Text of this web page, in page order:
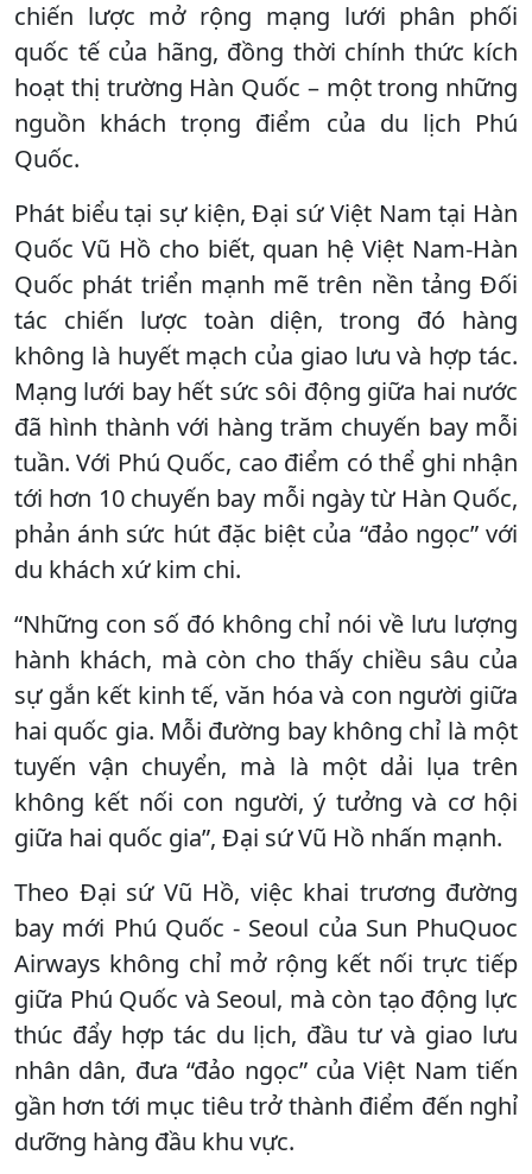
chiến lược mở rộng mạng lưới phân phối
quốc tế của hãng, đồng thời chính thức kích
hoạt thị trường Hàn Quốc – một trong những
nguồn khách trọng điểm của du lịch Phú
Quốc.
Phát biểu tại sự kiện, Đại sứ Việt Nam tại Hàn
Quốc Vũ Hồ cho biết, quan hệ Việt Nam-Hàn
Quốc phát triển mạnh mẽ trên nền tảng Đối
tác chiến lược toàn diện, trong đó hàng
không là huyết mạch của giao lưu và hợp tác.
Mạng lưới bay hết sức sôi động giữa hai nước
đã hình thành với hàng trăm chuyến bay mỗi
tuần. Với Phú Quốc, cao điểm có thể ghi nhận
tới hơn 10 chuyến bay mỗi ngày từ Hàn Quốc,
phản ánh sức hút đặc biệt của “đảo ngọc” với
du khách xứ kim chi.
“Những con số đó không chỉ nói về lưu lượng
hành khách, mà còn cho thấy chiều sâu của
sự gắn kết kinh tế, văn hóa và con người giữa
hai quốc gia. Mỗi đường bay không chỉ là một
tuyến vận chuyển, mà là một dải lụa trên
không kết nối con người, ý tưởng và cơ hội
giữa hai quốc gia”, Đại sứ Vũ Hồ nhấn mạnh.
Theo Đại sứ Vũ Hồ, việc khai trương đường
bay mới Phú Quốc - Seoul của Sun PhuQuoc
Airways không chỉ mở rộng kết nối trực tiếp
giữa Phú Quốc và Seoul, mà còn tạo động lực
thúc đẩy hợp tác du lịch, đầu tư và giao lưu
nhân dân, đưa “đảo ngọc” của Việt Nam tiến
gần hơn tới mục tiêu trở thành điểm đến nghỉ
dưỡng hàng đầu khu vực.